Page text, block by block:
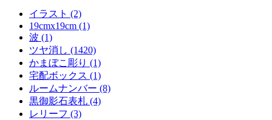
イラスト (2)
19cmx19cm (1)
波 (1)
ツヤ消し (1420)
かまぼこ彫り (1)
宅配ボックス (1)
ルームナンバー (8)
黒御影石表札 (4)
レリーフ (3)